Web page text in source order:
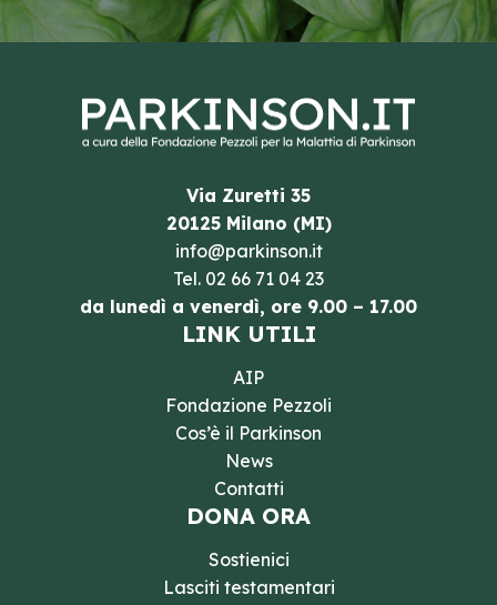
Via Zuretti 35
20125 Milano (MI)
info@parkinson.it
Tel. 02 66 71 04 23
da lunedì a venerdì, ore 9.00 – 17.00
LINK UTILI
AIP
Fondazione Pezzoli
Cos’è il Parkinson
News
Contatti
DONA ORA
Sostienici
Lasciti testamentari